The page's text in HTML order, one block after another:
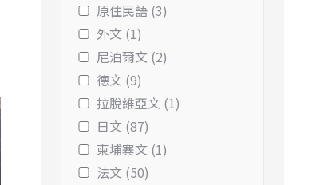
原住民語 (3)
外文 (1)
尼泊爾文 (2)
德文 (9)
拉脫維亞文 (1)
日文 (87)
柬埔寨文 (1)
法文 (50)